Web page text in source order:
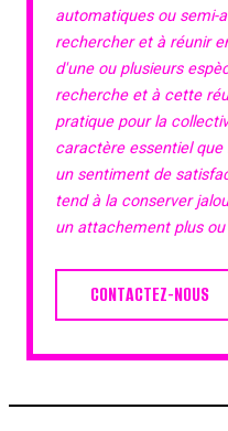
automatiques ou semi-
rechercher et à réunir
d'une ou plusieurs
recherche et à cette
pratique pour la
caractère essentiel que
un sentiment de
tend à la conserver
un attachement plus
CONTACTEZ-NOUS